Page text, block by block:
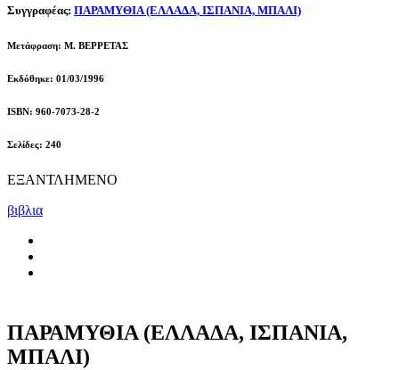
Συγγραφέας: ΠΑΡΑΜΥΘΙΑ (ΕΛΛΑΔΑ, ΙΣΠΑΝΙΑ, ΜΠΑΛΙ)
Μετάφραση: Μ. BEΡΡΕΤΑΣ
Εκδόθηκε: 01/03/1996
ISBN: 960-7073-28-2
Σελίδες: 240
ΕΞΑΝΤΛΗΜΕΝΟ
βιβλια
ΠΑΡΑΜΥΘΙΑ (ΕΛΛΑΔΑ, ΙΣΠΑΝΙΑ,
ΜΠΑΛΙ)